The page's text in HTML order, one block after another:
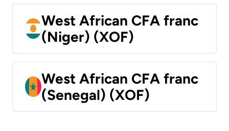
West African CFA franc
(Niger) (XOF)
West African CFA franc
(Senegal) (XOF)